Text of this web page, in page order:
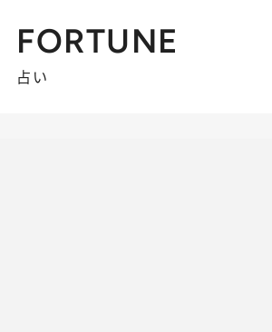
FORTUNE
占い